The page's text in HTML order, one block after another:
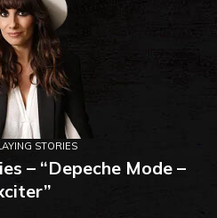
STORIES
– “Depeche Mode –